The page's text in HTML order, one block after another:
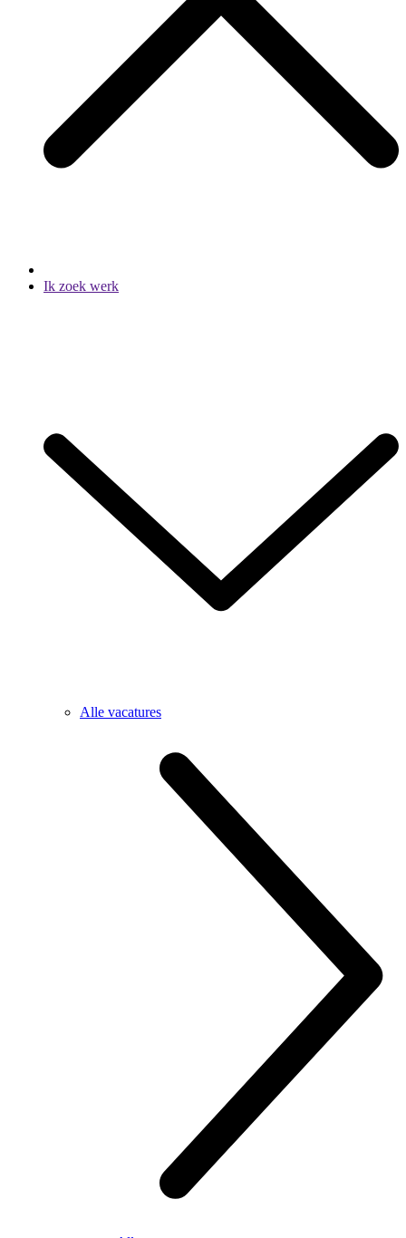
Ik zoek werk
Alle vacatures